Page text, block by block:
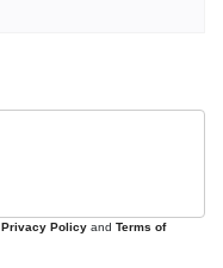
Privacy Policy and Terms of